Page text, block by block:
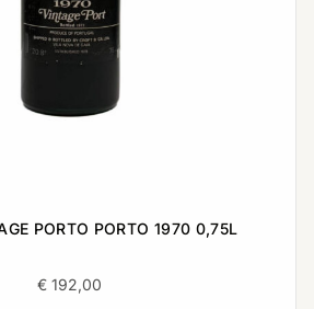
PORTO PORTO 1970 0,75L
€192,00